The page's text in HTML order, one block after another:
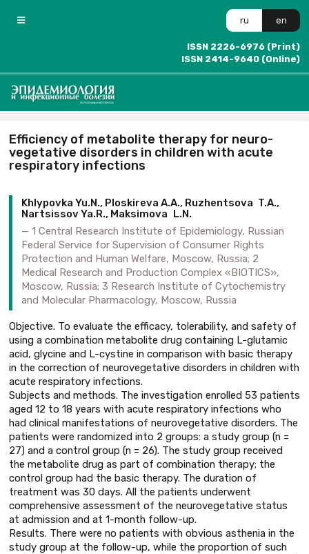
ru en
ISSN 2226-6976 (Print)
ISSN 2414-9640 (Online)
Efficiency of metabolite therapy for neuro­
vegetative disorders in children with acute
respiratory infections
Khlypovka Yu.N., Ploskireva A.A., Ruzhen­tsova T.A.,
Nartsissov Ya.R., Maksimova L.N.
1 Central Research Institute of Epidemiology, Russian
Federal Service for Supervision of Consumer Rights
Protection and Human Welfare, Moscow, Russia; 2
Medical Research and Production Complex «BIOTICS»,
Moscow, Russia; 3 Research Institute of Cytochemistry
and Molecular Pharmacology, Moscow, Russia
Objective. To evaluate the efficacy, tolerability, and safety of
using a combination metabolite drug containing L-glutamic
acid, glycine and L-cystine in comparison with basic therapy
in the correction of neurovegetative disorders in children with
acute respiratory infections.
Subjects and methods. The investigation enrolled 53 patients
aged 12 to 18 years with acute respiratory infections who
had clinical manifestations of neurovegetative disorders. The
patients were randomized into 2 groups: a study group (n =
27) and a control group (n = 26). The study group received
the metabolite drug as part of combination therapy; the
control group had the basic therapy. The duration of
treatment was 30 days. All the patients underwent
comprehensive assessment of the neurovegetative status
at admission and at 1-month follow-up.
Results. There were no patients with obvious asthenia in the
study group at the follow-up, while the proportion of such